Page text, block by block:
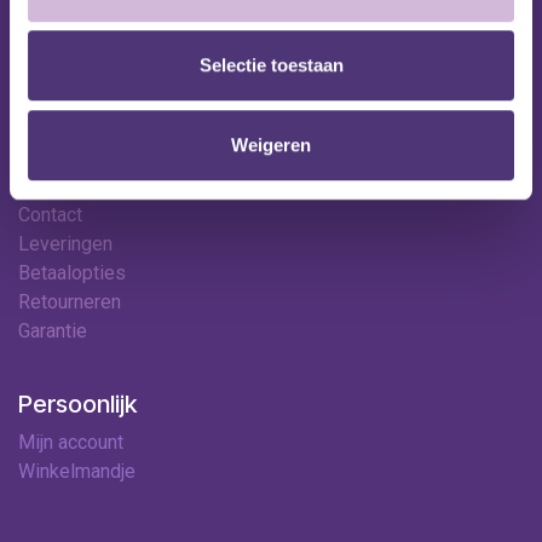
Selectie toestaan
Weigeren
Onze specialisten
Contact
Hulp & contact
Contact
Leveringen
Betaalopties
Retourneren
Garantie
Persoonlijk
Mijn account
Winkelmandje